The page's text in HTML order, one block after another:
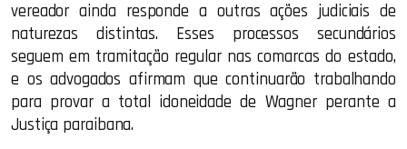
vereador ainda responde a outras ações judiciais de
naturezas distintas. Esses processos secundários
seguem em tramitação regular nas comarcas do estado,
e os advogados afirmam que continuarão trabalhando
para provar a total idoneidade de Wagner perante a
Justiça paraibana.